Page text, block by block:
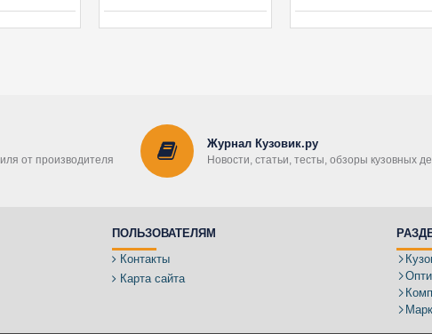
от производителя
Журнал Кузовик.ру
Новости, статьи, тесты, обзоры кузовных
ПОЛЬЗОВАТЕЛЯМ
Контакты
Карта сайта